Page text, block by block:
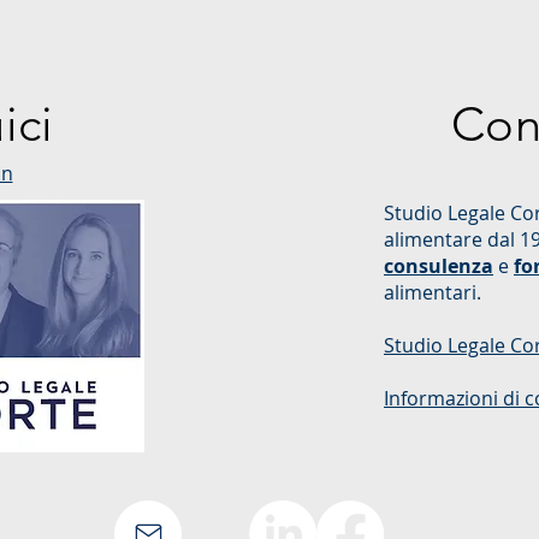
Studio Legale
alimentare dal
consulenza e
alimentari.
Studio Legale
Informazioni di